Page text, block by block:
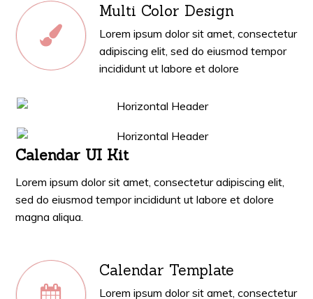
Multi Color Design
Lorem ipsum dolor sit amet, consectetur
adipiscing elit, sed do eiusmod tempor
incididunt ut labore et dolore
Calendar UI Kit
Lorem ipsum dolor sit amet, consectetur adipiscing elit,
sed do eiusmod tempor incididunt ut labore et dolore
magna aliqua.
Calendar Template
Lorem ipsum dolor sit amet, consectetur